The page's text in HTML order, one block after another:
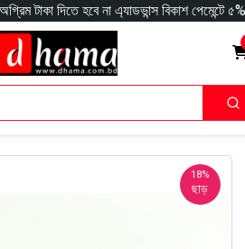
হবে না এ্যাডভান্স বিকাশ পেমেন্টে ৫%
18%
ছাড়